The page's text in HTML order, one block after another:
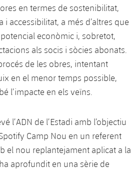
en termes de sostenibilitat,
accessibilitat, a més d’altres que
econòmic i, sobretot,
als socis i sòcies abonats.
de les obres, intentant
en el menor temps possible,
l’impacte en els veïns.
l’ADN de l’Estadi amb l’objectiu
Camp Nou en un referent
el nou replantejament aplicat a la
aprofundit en una sèrie de